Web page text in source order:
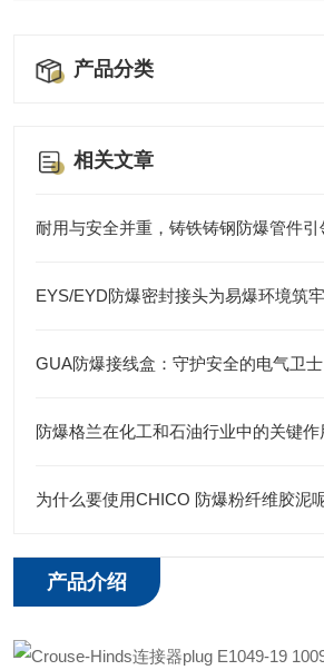
产品分类
相关文章
耐用与安全并重，铸铁铸钢防爆管件引
EYS/EYD防爆密封接头为易爆环境筑
GUA防爆接线盒：守护安全的电气卫士
防爆格兰在化工和石油行业中的关键
为什么要使用CHICO 防爆粉纤维胶泥
产品介绍